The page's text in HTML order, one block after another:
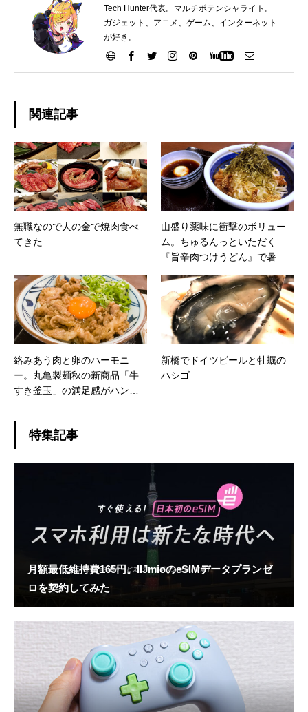
Tech Hunter代表。マルチポテンシャライト。
ガジェット、アニメ、ゲーム、インターネット
が好き。
関連記事
無職なので人の金で焼肉食べ
てきた
山盛り薬味に衝撃のボリュー
ム。ちゅるんっといただく
『旨辛肉つけうどん』で暑い
絡みあう肉と卵のハーモニ
ー。丸亀製麺秋の新商品「牛
すき釜玉」の満足感がハンパ
新橋でドイツビールと牡蠣の
ハシゴ
特集記事
月額最低維持費165円。IIJmioのeSIMデータプランゼ
ロを契約してみた